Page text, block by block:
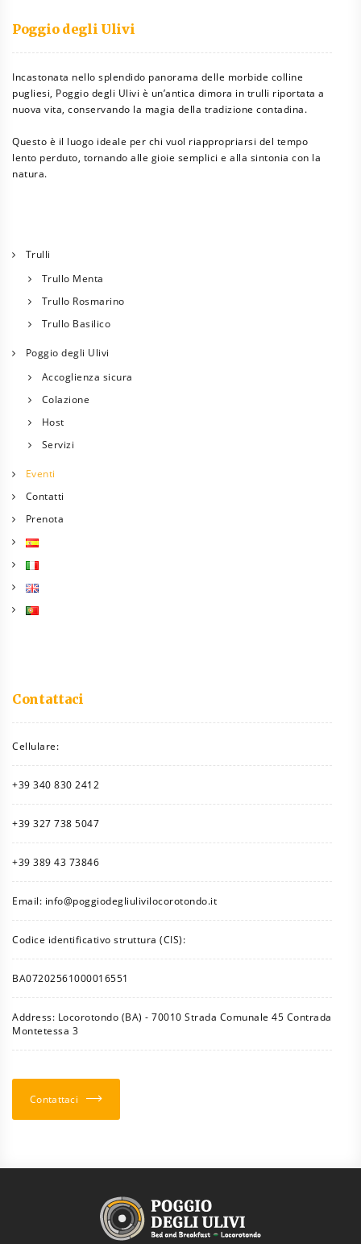
Poggio degli Ulivi
Incastonata nello splendido panorama delle morbide colline
pugliesi, Poggio degli Ulivi è un’antica dimora in trulli riportata a
nuova vita, conservando la magia della tradizione contadina.
Questo è il luogo ideale per chi vuol riappropriarsi del tempo
lento perduto, tornando alle gioie semplici e alla sintonia con la
natura.
Trulli
Trullo Menta
Trullo Rosmarino
Trullo Basilico
Poggio degli Ulivi
Accoglienza sicura
Colazione
Host
Servizi
Eventi
Contatti
Prenota
Contattaci
Cellulare:
+39 340 830 2412
+39 327 738 5047
+39 389 43 73846
Email: info@poggiodegliulivilocorotondo.it
Codice identificativo struttura (CIS):
BA07202561000016551
Address: Locorotondo (BA) - 70010 Strada Comunale 45 Contrada
Montetessa 3
Contattaci